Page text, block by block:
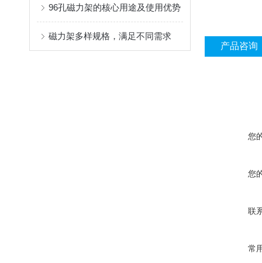
96孔磁力架的核心用途及使用优势
磁力架多样规格，满足不同需求
产品咨询
您
您
联
常